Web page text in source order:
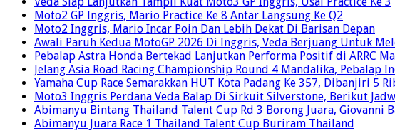
Moto2 GP Inggris, Mario Practice Ke 8 Antar Langsung Ke Q2
Moto2 Inggris, Mario Incar Poin Dan Lebih Dekat Di Barisan Depan
Awali Paruh Kedua MotoGP 2026 Di Inggris, Veda Berjuang Untuk
Pebalap Astra Honda Bertekad Lanjutkan Performa Positif di ARRC
Jelang Asia Road Racing Championship Round 4 Mandalika, Pebalap
Yamaha Cup Race Semarakkan HUT Kota Padang Ke 357, Dibanjiri 5
Moto3 Inggris Perdana Veda Balap Di Sirkuit Silverstone, Berikut
Abimanyu Bintang Thailand Talent Cup Rd 3 Borong Juara, Giovanni
Abimanyu Juara Race 1 Thailand Talent Cup Buriram Thailand